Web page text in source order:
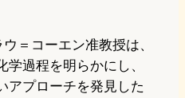
＝コーエン准教授は、
過程を明らかにし、
アプローチを発見した